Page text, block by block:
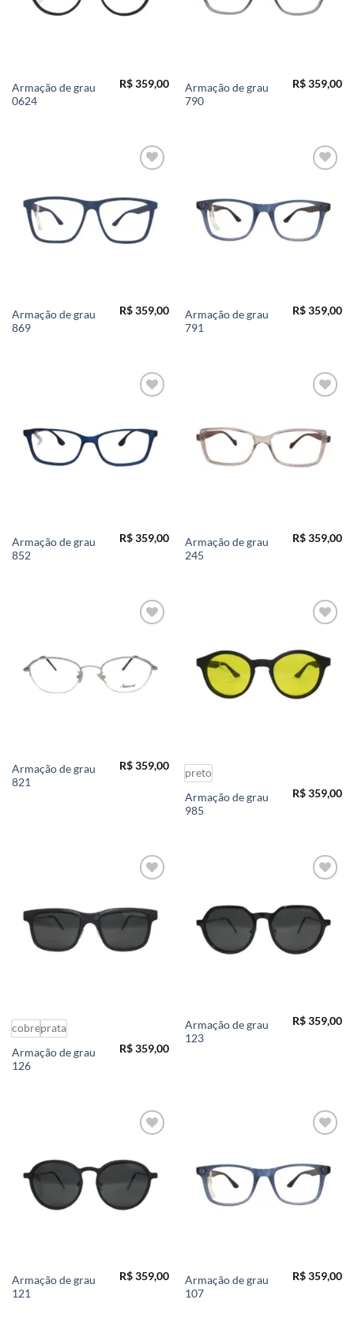
Armação de grau
0624
R$359,00
Armação de grau
790
R$359,00
Armação de grau
869
R$359,00
Armação de grau
791
R$359,00
Armação de grau
852
R$359,00
Armação de grau
245
R$359,00
Armação de grau
821
R$359,00
preto
Armação de grau
985
R$359,00
cobreprata
Armação de grau
126
R$359,00
Armação de grau
123
R$359,00
Armação de grau
121
R$359,00
Armação de grau
107
R$359,00